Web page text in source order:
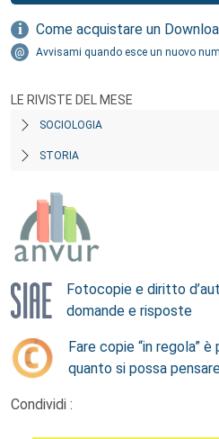
Come acquistare un
Avvisami quando esce un nuovo
LE RIVISTE DEL MESE
SOCIOLOGIA
STORIA
Fotocopie e diritto
domande e risposte
Fare copie “in regola”
quanto si possa
Condividi :